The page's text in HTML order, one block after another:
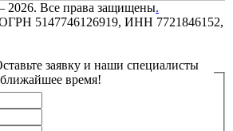
2026. Все права защищены.
5147746126919, ИНН 7721846152,
заявку и наши специалисты
время!